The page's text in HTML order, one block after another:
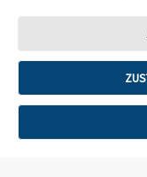
Designs sind das geistige
ausgewählten Ländern.
Tandem Diabetes Care,
Care, die Tandem Logos,
t:slim Mobile App und
Marken von Tandem
Ländern.